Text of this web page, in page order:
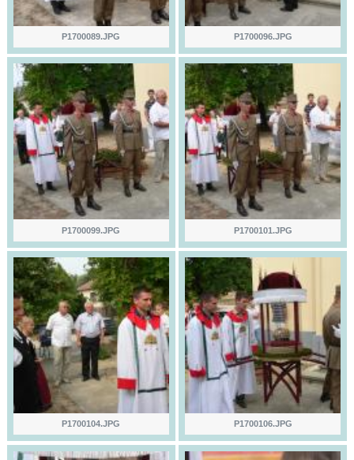
P1700089.JPG P1700096.JPG
P1700099.JPG P1700101.JPG
P1700104.JPG P1700106.JPG